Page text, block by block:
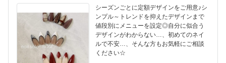
シーズンごとに定額デザインをご用意♪シ
ンプル～トレンドを抑えたデザインまで
値段別にメニューを設定◎自分に似合う
デザインがわからない…、初めてのネイ
ルで不安…、そんな方もお気軽にご相談
ください☆